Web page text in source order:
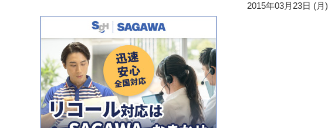
2015年03月23日 (月)